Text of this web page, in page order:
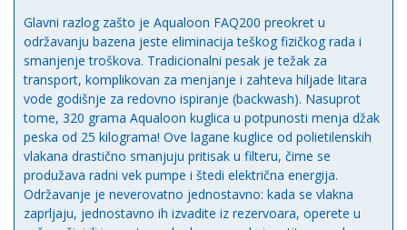
Glavni razlog zašto je Aqualoon FAQ200 preokret u
održavanju bazena jeste eliminacija teškog fizičkog rada i
smanjenje troškova. Tradicionalni pesak je težak za
transport, komplikovan za menjanje i zahteva hiljade litara
vode godišnje za redovno ispiranje (backwash). Nasuprot
tome, 320 grama Aqualoon kuglica u potpunosti menja džak
peska od 25 kilograma! Ove lagane kuglice od polietilenskih
vlakana drastično smanjuju pritisak u filteru, čime se
produžava radni vek pumpe i štedi električna energija.
Održavanje je neverovatno jednostavno: kada se vlakna
zaprljaju, jednostavno ih izvadite iz rezervoara, operete u